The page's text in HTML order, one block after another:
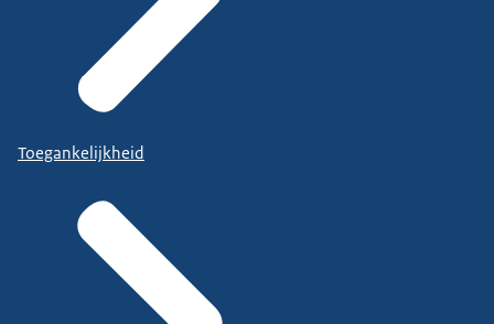
Toegankelijkheid